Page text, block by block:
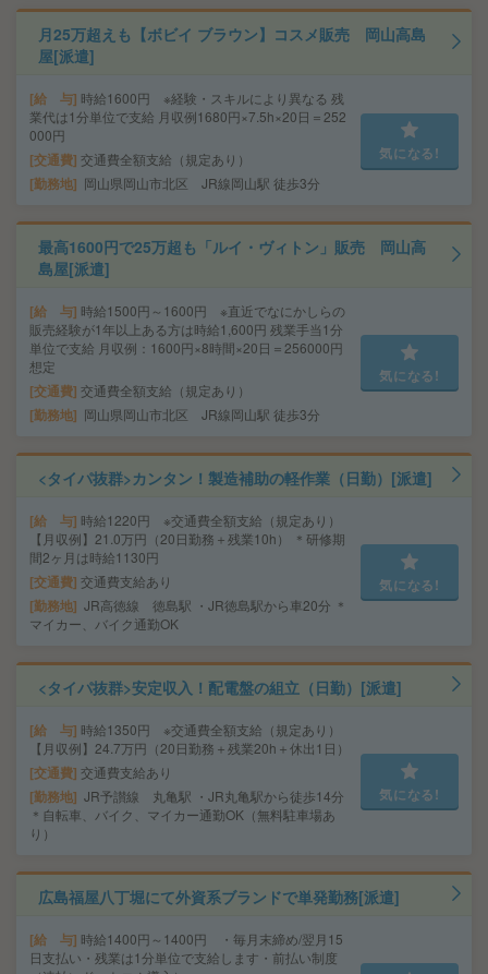
月25万超えも【ボビイ ブラウン】コスメ販売 岡山高島
屋[派遣]
給 与 時給1600円 ※経験・スキルにより異なる 残
業代は1分単位で支給 月収例1680円×7.5h×20日＝252
000円
交通費 交通費全額支給（規定あり）
勤務地 岡山県岡山市北区 JR線岡山駅 徒歩3分
気になる!
最高1600円で25万超も「ルイ・ヴィトン」販売 岡山高
島屋[派遣]
給 与 時給1500円～1600円 ※直近でなにかしらの
販売経験が1年以上ある方は時給1,600円 残業手当1分
単位で支給 月収例：1600円×8時間×20日＝256000円
想定
交通費 交通費全額支給（規定あり）
勤務地 岡山県岡山市北区 JR線岡山駅 徒歩3分
気になる!
<タイパ抜群>カンタン！製造補助の軽作業（日勤）[派遣]
給 与 時給1220円 ※交通費全額支給（規定あり）
【月収例】21.0万円（20日勤務＋残業10h） ＊研修期
間2ヶ月は時給1130円
交通費 交通費支給あり
勤務地 JR高徳線 徳島駅 ・JR徳島駅から車20分 ＊
マイカー、バイク通勤OK
気になる!
<タイパ抜群>安定収入！配電盤の組立（日勤）[派遣]
給 与 時給1350円 ※交通費全額支給（規定あり）
【月収例】24.7万円（20日勤務＋残業20h＋休出1日）
交通費 交通費支給あり
勤務地 JR予讃線 丸亀駅 ・JR丸亀駅から徒歩14分
＊自転車、バイク、マイカー通勤OK（無料駐車場あ
り）
気になる!
広島福屋八丁堀にて外資系ブランドで単発勤務[派遣]
給 与 時給1400円～1400円 ・毎月末締め/翌月15
日支払い・残業は1分単位で支給します・前払い制度